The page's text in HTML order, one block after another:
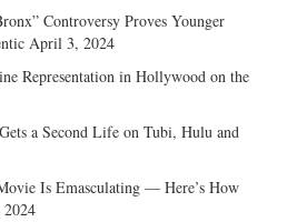
Controversy Proves Younger
April 3, 2024
Representation in Hollywood on the
a Second Life on Tubi, Hulu and
Is Emasculating — Here’s How